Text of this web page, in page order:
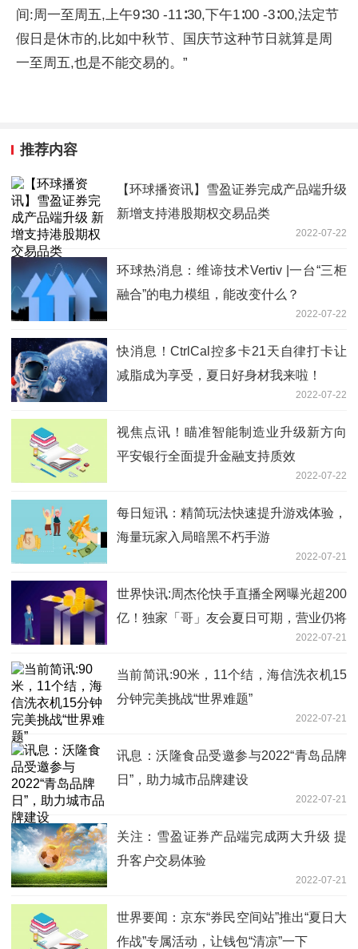
间:周一至周五,上午9∶30 -11∶30,下午1∶00 -3∶00,法定节
假日是休市的,比如中秋节、国庆节这种节日就算是周
一至周五,也是不能交易的。”
推荐内容
【环球播资讯】雪盈证券完成产品端升级
新增支持港股期权交易品类
2022-07-22
环球热消息：维谛技术Vertiv |一台“三柜
融合”的电力模组，能改变什么？
2022-07-22
快消息！CtrlCal控多卡21天自律打卡让
减脂成为享受，夏日好身材我来啦！
2022-07-22
视焦点讯！瞄准智能制造业升级新方向
平安银行全面提升金融支持质效
2022-07-22
每日短讯：精简玩法快速提升游戏体验，
海量玩家入局暗黑不朽手游
2022-07-21
世界快讯:周杰伦快手直播全网曝光超200
亿！独家「哥」友会夏日可期，营业仍将
2022-07-21
当前简讯:90米，11个结，海信洗衣机15
分钟完美挑战“世界难题”
2022-07-21
讯息：沃隆食品受邀参与2022“青岛品牌
日”，助力城市品牌建设
2022-07-21
关注：雪盈证券产品端完成两大升级 提
升客户交易体验
2022-07-21
世界要闻：京东“券民空间站”推出“夏日大
作战”专属活动，让钱包“清凉”一下